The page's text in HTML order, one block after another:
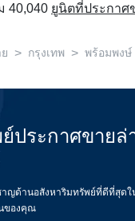
40,040 ยูนิตที่ประกาศ
> กรุงเทพ > พร้อมพงษ์
ประกาศขายล่
าญด้านอสังหาริมทรัพย์ที่ดีที่สุด
ของคุณ